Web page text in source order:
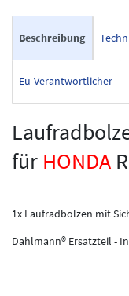
Beschreibung
Eu-Verantwortlicher
für HONDA
1x Laufradbolzen mit
Dahlmann® Ersatzteil -